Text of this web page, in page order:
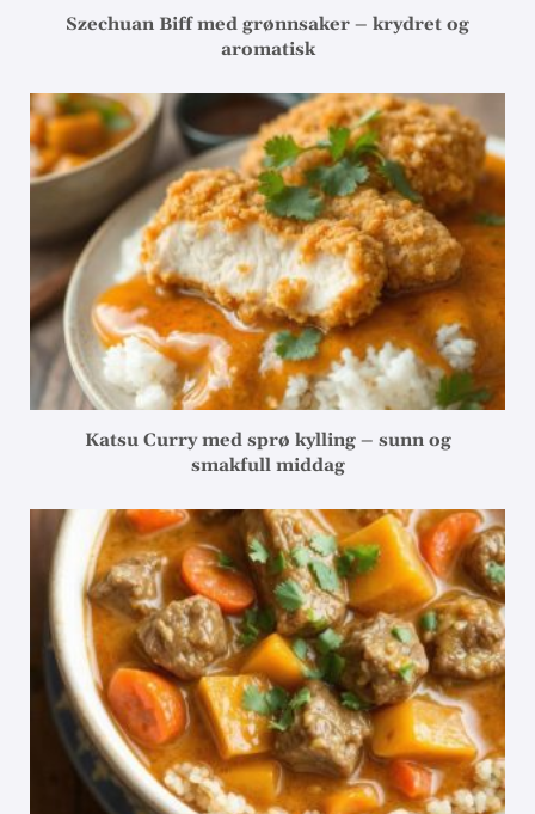
Szechuan Biff med grønnsaker – krydret og
aromatisk
Katsu Curry med sprø kylling – sunn og
smakfull middag